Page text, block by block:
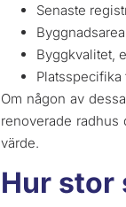
Senaste
Byggkvalitet,
Om någon av
renoverade radhus
värde.
Hur stor